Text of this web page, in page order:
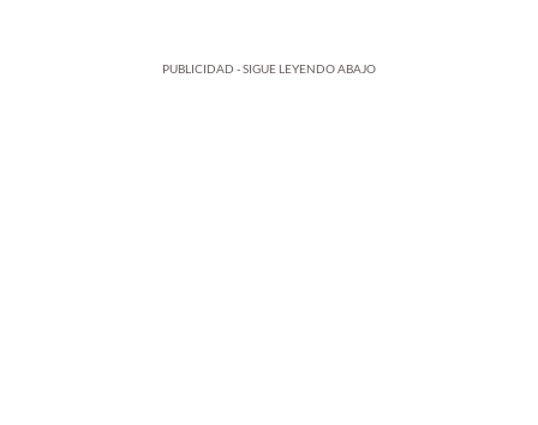
PUBLICIDAD - SIGUE LEYENDO ABAJO